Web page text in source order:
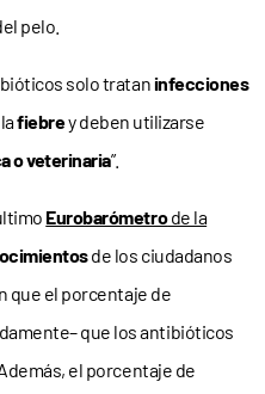
pelo.
solo trataninfecciones
fiebrey deben utilizarse
o veterinaria”.
Eurobarómetrode la
de los ciudadanos
que el porcentaje de
que los antibióticos
el porcentaje de